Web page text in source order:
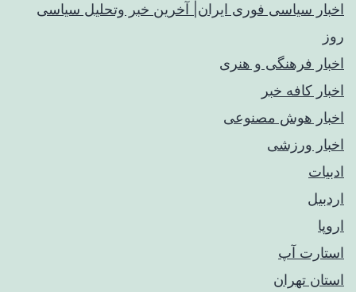
اخبار سیاسی فوری ایران| آخرین خبر وتحلیل سیاسی
روز
اخبار فرهنگی و هنری
اخبار کافه خبر
اخبار هوش مصنوعی
اخبار ورزشی
ادبیات
اردبیل
اروپا
استارت آپ
استان تهران